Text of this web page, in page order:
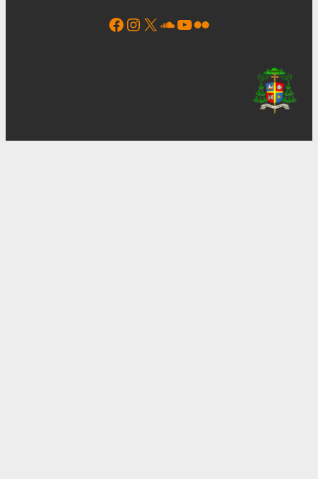
Facebook Instagram X Soundcloud YouTube Flickr